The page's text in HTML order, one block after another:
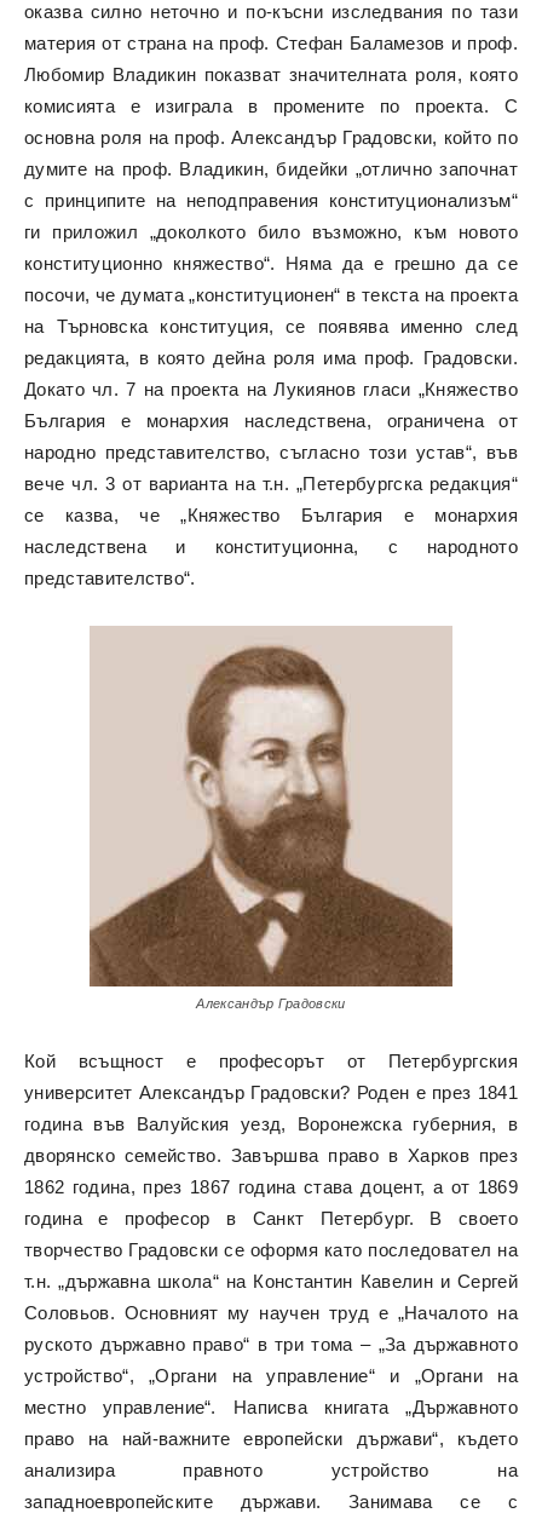
оказва силно неточно и по-късни изследвания по тази
материя от страна на проф. Стефан Баламезов и проф.
Любомир Владикин показват значителната роля, която
комисията е изиграла в промените по проекта. С
основна роля на проф. Александър Градовски, който по
думите на проф. Владикин, бидейки „отлично започнат
с принципите на неподправения конституционализъм“
ги приложил „доколкото било възможно, към новото
конституционно княжество“. Няма да е грешно да се
посочи, че думата „конституционен“ в текста на проекта
на Търновска конституция, се появява именно след
редакцията, в която дейна роля има проф. Градовски.
Докато чл. 7 на проекта на Лукиянов гласи „Княжество
България е монархия наследствена, ограничена от
народно представителство, съгласно този устав“, във
вече чл. 3 от варианта на т.н. „Петербургска редакция“
се казва, че „Княжество България е монархия
наследствена и конституционна, с народното
представителство“.
Александър Градовски
Кой всъщност е професорът от Петербургския
университет Александър Градовски? Роден е през 1841
година във Валуйския уезд, Воронежска губерния, в
дворянско семейство. Завършва право в Харков през
1862 година, през 1867 година става доцент, а от 1869
година е професор в Санкт Петербург. В своето
творчество Градовски се оформя като последовател на
т.н. „държавна школа“ на Константин Кавелин и Сергей
Соловьов. Основният му научен труд е „Началото на
руското държавно право“ в три тома – „За държавното
устройство“, „Органи на управление“ и „Органи на
местно управление“. Написва книгата „Държавното
право на най-важните европейски държави“, където
анализира правното устройство на
западноевропейските държави. Занимава се с